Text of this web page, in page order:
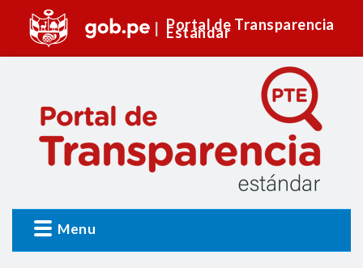
Portal de Transparencia
Estándar
Menu